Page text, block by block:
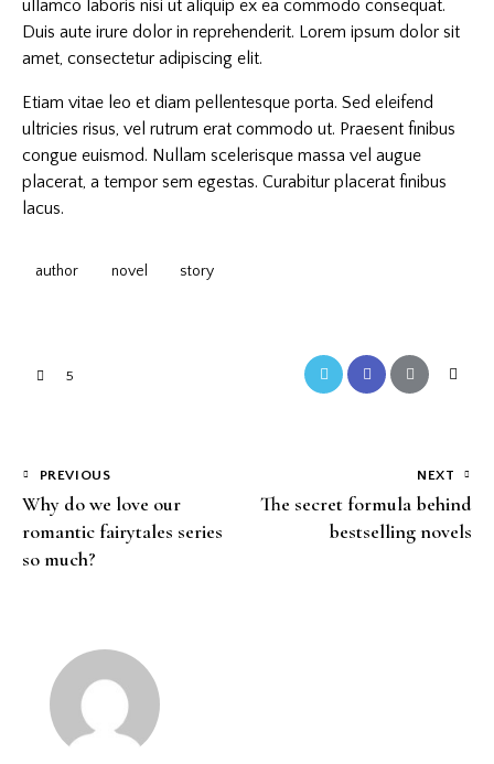
ullamco laboris nisi ut aliquip ex ea commodo consequat.
Duis aute irure dolor in reprehenderit. Lorem ipsum dolor sit
amet, consectetur adipiscing elit.
Etiam vitae leo et diam pellentesque porta. Sed eleifend
ultricies risus, vel rutrum erat commodo ut. Praesent finibus
congue euismod. Nullam scelerisque massa vel augue
placerat, a tempor sem egestas. Curabitur placerat finibus
lacus.
author novel story
5
PREVIOUS
Why do we love our
romantic fairytales series
so much?
NEXT
The secret formula behind
bestselling novels